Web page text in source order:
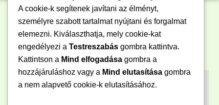
A cookie-k segítenek javítani az élményt,
személyre szabott tartalmat nyújtani és forgalmat
elemezni. Kiválaszthatja, mely cookie-kat
engedélyezi a Testreszabás gombra kattintva.
Kattintson a Mind elfogadása gombra a
hozzájáruláshoz vagy a Mind elutasítása gombra
a nem alapvető cookie-k elutasításához.